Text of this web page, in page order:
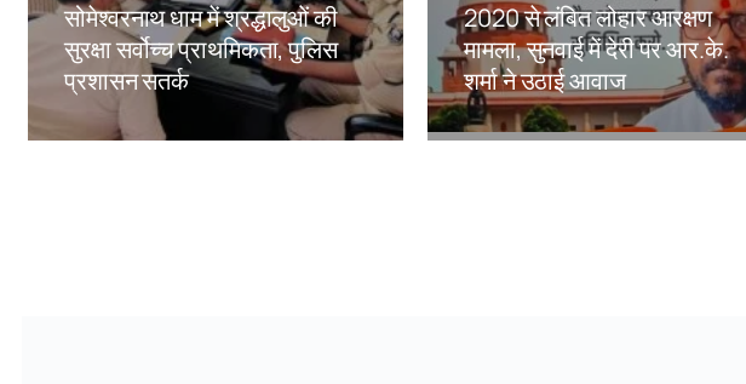
सोमेश्वरनाथ धाम में श्रद्धालुओं की
सुरक्षा सर्वोच्च प्राथमिकता, पुलिस
प्रशासन सतर्क
Amit Lekh
2020 से लंबित लोहार आरक्षण
मामला, सुनवाई में देरी पर आर.के.
शर्मा ने उठाई आवाज
Amit Lekh